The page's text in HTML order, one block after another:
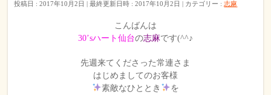
投稿日 : 2017年10月2日 最終更新日時 : 2017年10月2日 カテゴリー :志麻
こんばんは
30’sハート仙台の志麻です(^^♪
先週来てくださった常連さま
はじめましてのお客様
素敵なひととき
を